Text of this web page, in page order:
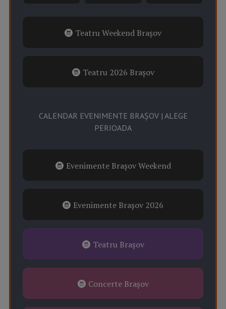
Teatru Weekend Brașov
Teatru 2026 Brașov
CALENDAR EVENIMENTE BRAȘOV | ALEGE
PERIOADA
Evenimente Brașov Weekend
Evenimente Brașov 2026
Teatru Brașov
Concerte Brașov